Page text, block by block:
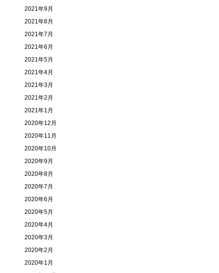
2021年9月
2021年8月
2021年7月
2021年6月
2021年5月
2021年4月
2021年3月
2021年2月
2021年1月
2020年12月
2020年11月
2020年10月
2020年9月
2020年8月
2020年7月
2020年6月
2020年5月
2020年4月
2020年3月
2020年2月
2020年1月